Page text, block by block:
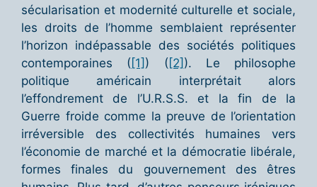
sécularisation et modernité culturelle et sociale,
les droits de l’homme semblaient représenter
l’horizon indépassable des sociétés politiques
contemporaines ( [1] ) ( [2] ). Le philosophe
politique américain interprétait alors
l’effondrement de l’U.R.S.S. et la fin de la
Guerre froide comme la preuve de l’orientation
irréversible des collectivités humaines vers
l’économie de marché et la démocratie libérale,
formes finales du gouvernement des êtres